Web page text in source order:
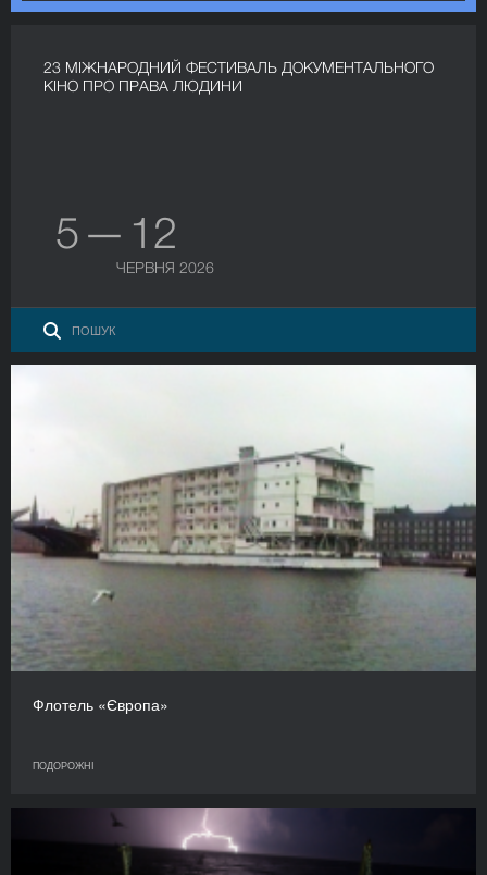
23 МІЖНАРОДНИЙ ФЕСТИВАЛЬ ДОКУМЕНТАЛЬНОГО
КІНО ПРО ПРАВА ЛЮДИНИ
5 — 12
ЧЕРВНЯ 2026
Флотель «Європа»
ПОДОРОЖНІ